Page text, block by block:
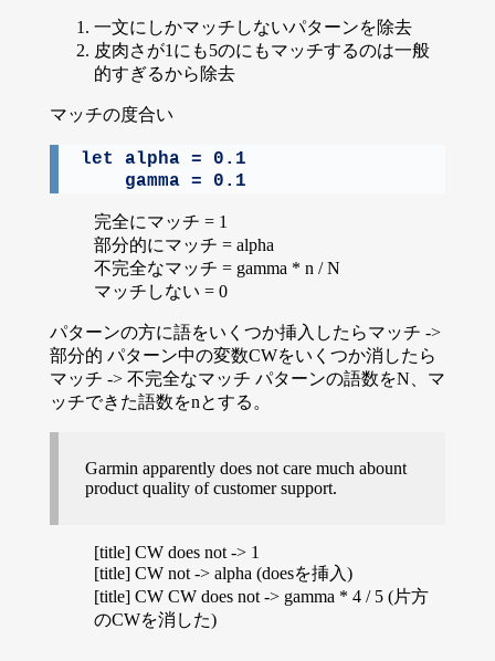
一文にしかマッチしないパターンを除去
皮肉さが1にも5のにもマッチするのは一般
的すぎるから除去
マッチの度合い
let alpha = 0.1
    gamma = 0.1
完全にマッチ = 1
部分的にマッチ = alpha
不完全なマッチ = gamma * n / N
マッチしない = 0
パターンの方に語をいくつか挿入したらマッチ ->
部分的 パターン中の変数CWをいくつか消したら
マッチ -> 不完全なマッチ パターンの語数をN、マ
ッチできた語数をnとする。
Garmin apparently does not care much abount
product quality of customer support.
[title] CW does not -> 1
[title] CW not -> alpha (doesを挿入)
[title] CW CW does not -> gamma * 4 / 5 (片方
のCWを消した)